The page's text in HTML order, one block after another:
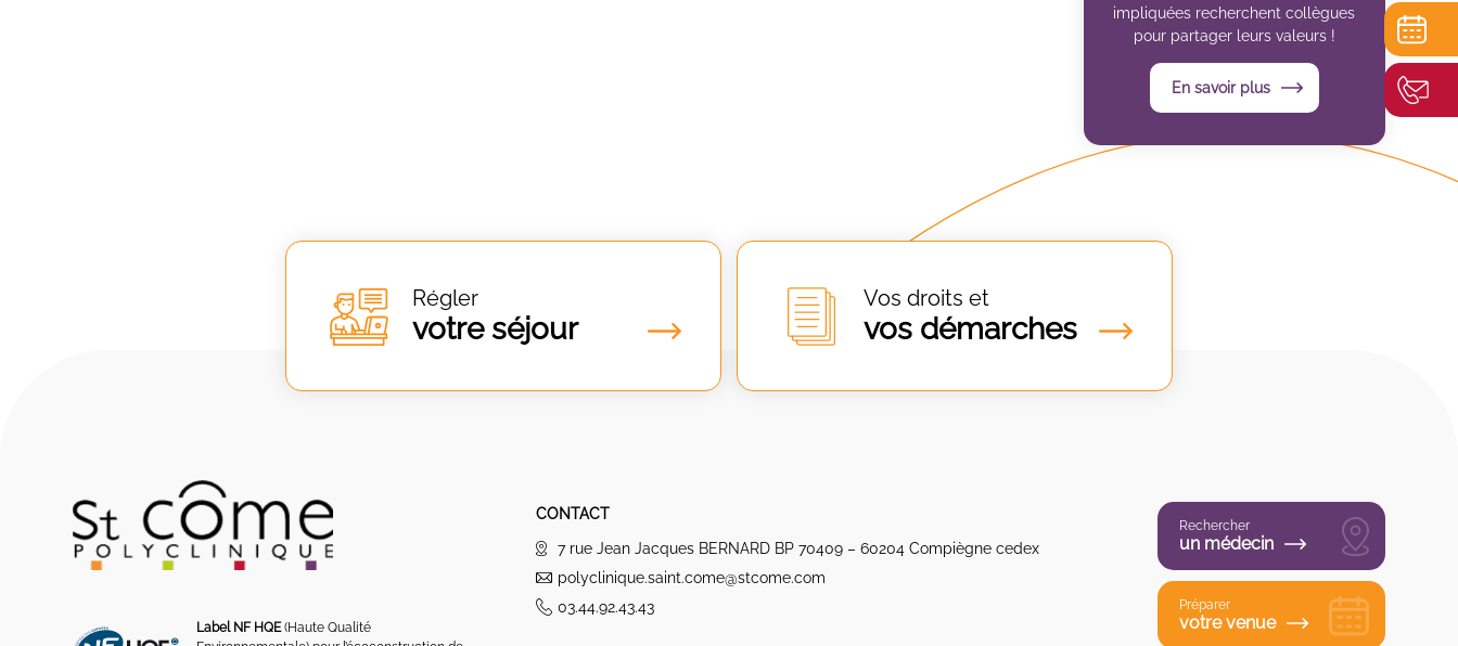
impliquées recherchent collègues
pour partager leurs valeurs !
En savoir plus
Régler
votre séjour
Vos droits et
vos démarches
Label NF HQE(Haute Qualité
CONTACT
7 rue Jean Jacques BERNARD BP 70409 – 60204 Compiègne cedex
polyclinique.saint.come@stcome.com
03.44.92.43.43
Rechercher
un médecin
Préparer
votre venue